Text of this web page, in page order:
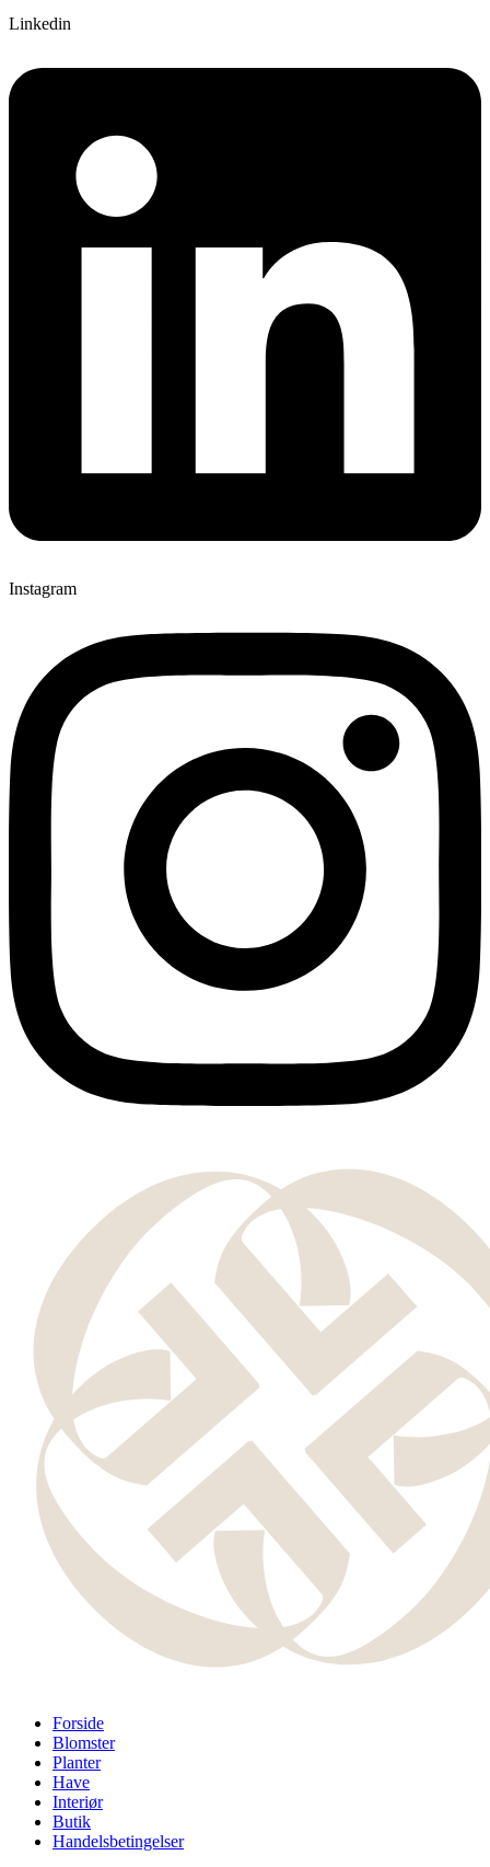
Linkedin
Instagram
Forside
Blomster
Planter
Have
Interiør
Butik
Handelsbetingelser